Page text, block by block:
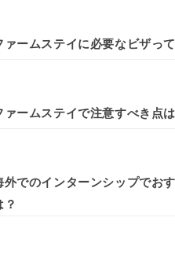
ァームステイに必要なビザっ
ァームステイで注意すべき点
外でのインターンシップでお
？